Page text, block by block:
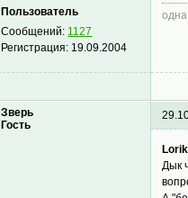
Пользователь
Сообщений: 1127
Регистрация: 19.09.2004
Зверь
Гость
Дык